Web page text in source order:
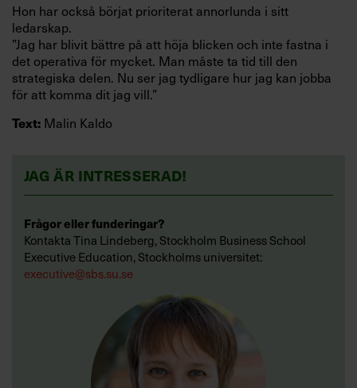
Hon har också börjat prioriterat annorlunda i sitt
ledarskap.
”Jag har blivit bättre på att höja blicken och inte fastna i
det operativa för mycket. Man måste ta tid till den
strategiska delen. Nu ser jag tydligare hur jag kan jobba
för att komma dit jag vill.”
Text: Malin Kaldo
JAG ÄR INTRESSERAD!
Frågor eller funderingar?
Kontakta Tina Lindeberg, Stockholm Business School
Executive Education, Stockholms universitet:
executive@sbs.su.se